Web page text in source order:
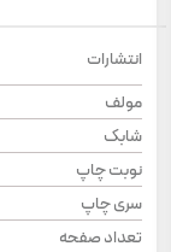
انتشارات
مولف
شابک
نوبت چاپ
سری چاپ
تعداد صفحه